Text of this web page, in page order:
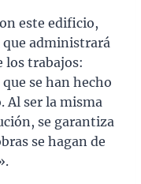
este edificio,
que administrará
los trabajos:
se han hecho
Al ser la misma
se garantiza
se hagan de